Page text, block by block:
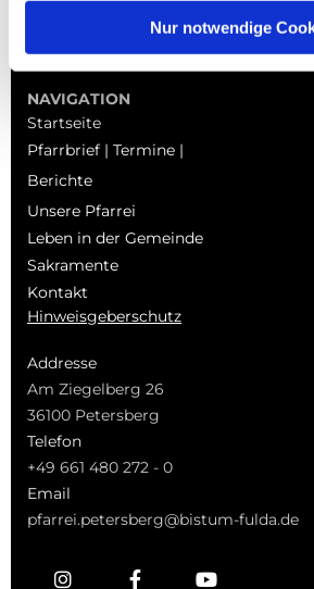
Nur notwendige
NAVIGATION
Startseite
Pfarrbrief | Termine |
Berichte
Unsere Pfarrei
Leben in der Gemeinde
Sakramente
Kontakt
Hinweisgeberschutz
Addresse
Am Ziegelberg 26
36100 Petersberg
Telefon
+49 661 480 272 - 0
Email
pfarrei.petersberg@bistum-fulda.de